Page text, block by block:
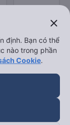
close
định. Bạn có thể
nào trong phần
Cookie.